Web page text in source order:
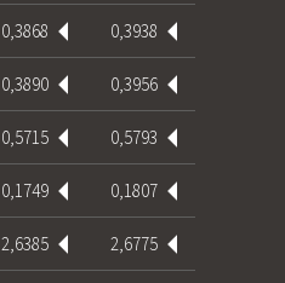
0,3868 0,3938
0,3890 0,3956
0,5715 0,5793
0,1749 0,1807
2,6385 2,6775